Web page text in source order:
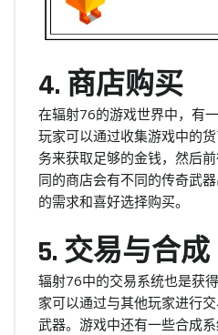
4. 商店购买
在辐射76的游戏世界中，有
玩家可以通过收集游戏中的
务来获取足够的金钱，然后
同的商店会有不同的传奇武
的需求和喜好选择购买。
5. 交易与合成
辐射76中的交易系统也是获
家可以通过与其他玩家进行
武器。游戏中还有一些合成